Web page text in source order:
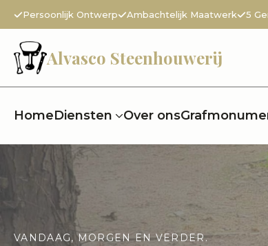
Persoonlijk Ontwerp Ambachtelijk Maatwerk 5
Alvasco Steenhouwerij
HomeDiensten Over ons
VANDAAG, MORGEN EN VERDER.